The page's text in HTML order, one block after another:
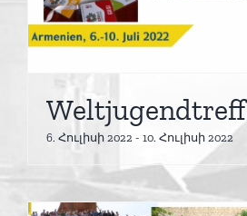
Weltjugendtreff
6. Հուլիսի 2022 - 10. Հուլիսի 2022